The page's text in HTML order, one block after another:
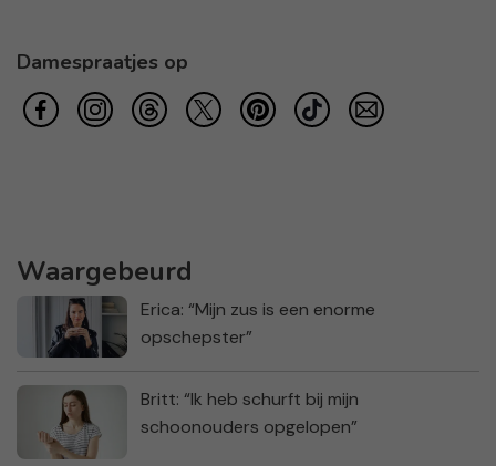
Damespraatjes op
Waargebeurd
Erica: “Mijn zus is een enorme
opschepster”
Britt: “Ik heb schurft bij mijn
schoonouders opgelopen”